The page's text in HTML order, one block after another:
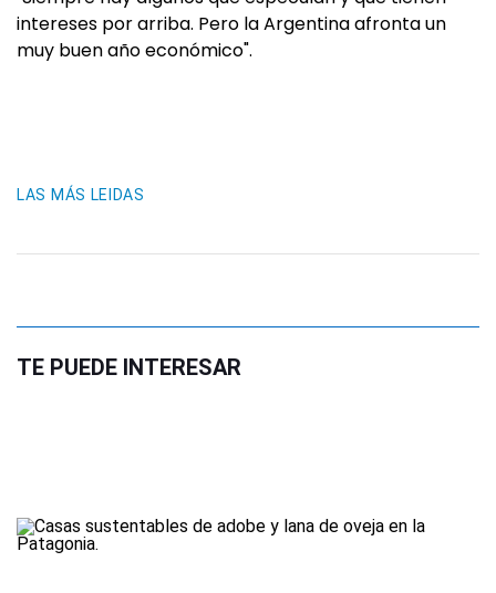
intereses por arriba. Pero la Argentina afronta un
muy buen año económico".
LAS MÁS LEIDAS
TE PUEDE INTERESAR